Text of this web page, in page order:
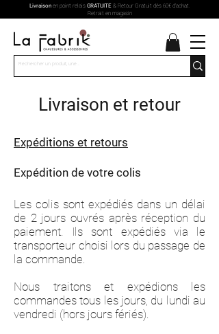
Livraisonen point relais GRATUITE& Retour Gratuit dès 60€ d'achat.
Retrait en magasin
Livraison et retour
Expéditions et retours
Expédition de votre colis
Les colis sont expédiés dans un délai
de 2 jours ouvrés après réception du
paiement. Ils sont expédiés via le
transporteur choisi lors du passage de
la commande.
Nous traitons et expédions les
commandes tous les jours, du lundi au
vendredi (hors jours fériés).